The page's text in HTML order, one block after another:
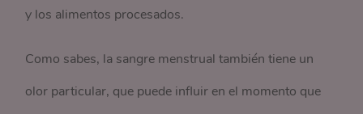
y los alimentos procesados.
Como sabes, la sangre menstrual también tiene un
olor particular, que puede influir en el momento que